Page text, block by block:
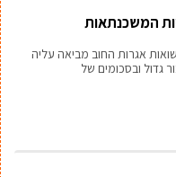
המשכנתאות
אגרות החוב מביאה עליה
גדול ובסכומים של